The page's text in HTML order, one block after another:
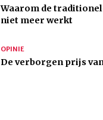
Waarom de
niet meer werkt
OPINIE
De verborgen prijs